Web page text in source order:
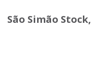
São Simão